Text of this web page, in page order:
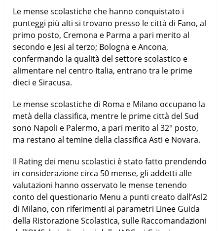
Le mense scolastiche che hanno conquistato i
punteggi più alti si trovano presso le città di Fano, al
primo posto, Cremona e Parma a pari merito al
secondo e Jesi al terzo; Bologna e Ancona,
confermando la qualità del settore scolastico e
alimentare nel centro Italia, entrano tra le prime
dieci e Siracusa.
Le mense scolastiche di Roma e Milano occupano la
metà della classifica, mentre le prime città del Sud
sono Napoli e Palermo, a pari merito al 32° posto,
ma restano al temine della classifica Asti e Novara.
Il Rating dei menu scolastici è stato fatto prendendo
in considerazione circa 50 mense, gli addetti alle
valutazioni hanno osservato le mense tenendo
conto del questionario Menu a punti creato dall’Asl2
di Milano, con riferimenti ai parametri Linee Guida
della Ristorazione Scolastica, sulle Raccomandazioni